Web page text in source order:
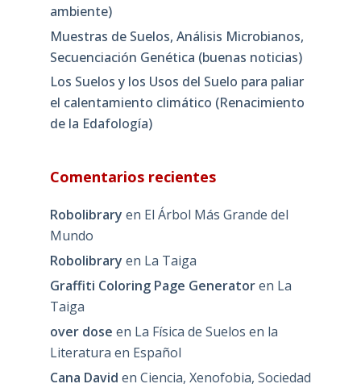
ambiente)
Muestras de Suelos, Análisis Microbianos,
Secuenciación Genética (buenas noticias)
Los Suelos y los Usos del Suelo para paliar
el calentamiento climático (Renacimiento
de la Edafología)
Comentarios recientes
Robolibrary en El Árbol Más Grande del
Mundo
Robolibrary en La Taiga
Graffiti Coloring Page Generatoren La
Taiga
over dose en La Física de Suelos en la
Literatura en Español
Cana David en Ciencia, Xenofobia, Sociedad